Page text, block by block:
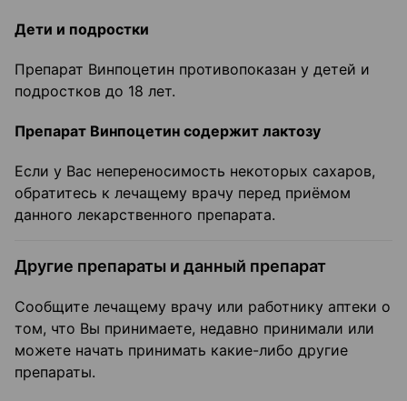
Дети и подростки
Препарат Винпоцетин противопоказан у детей и
подростков до 18 лет.
Препарат Винпоцетин содержит лактозу
Если у Вас непереносимость некоторых сахаров,
обратитесь к лечащему врачу перед приёмом
данного лекарственного препарата.
Другие препараты и данный препарат
Сообщите лечащему врачу или работнику аптеки о
том, что Вы принимаете, недавно принимали или
можете начать принимать какие-либо другие
препараты.